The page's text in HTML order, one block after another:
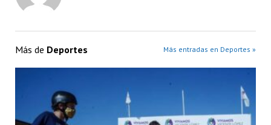
Más de Deportes Más entradas en Deportes »